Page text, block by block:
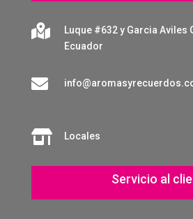

Luque #632 y Garcia Aviles
Ecuador

 Locales
Servicio al